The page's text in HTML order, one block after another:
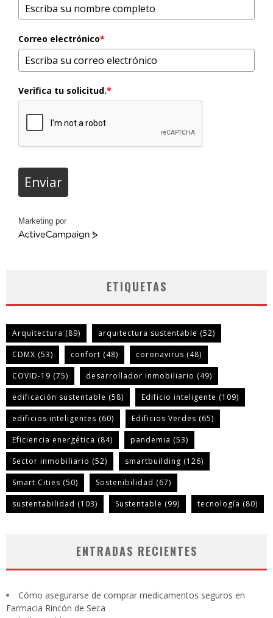
Correo electrónico*
Verifica tu solicitud.*
Enviar
Marketing por
ActiveCampaign
ETIQUETAS
Arquitectura (89) arquitectura sustentable (52)
CDMX (53) confort (48) coronavirus (48)
COVID-19 (75) desarrollador inmobiliario (49)
edificación sustentable (58) Edificio inteligente (109)
edificios inteligentes (60) Edificios Verdes (65)
Eficiencia energética (84) pandemia (53)
Sector inmobiliario (52) smartbuilding (126)
Smart Cities (50) Sostenibilidad (67)
sustentabilidad (103) Sustentable (99) tecnología (80)
ENTRADAS RECIENTES
Cómo asegurarse de comprar medicamentos seguros en
Farmacia Rincón de Seca